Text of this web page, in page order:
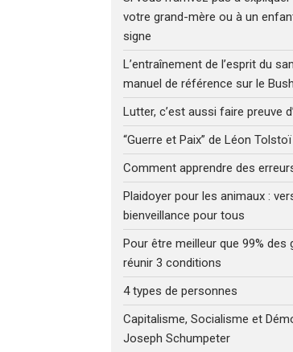
votre grand-mère ou à un
signe
L’entraînement de l’esprit du
manuel de référence sur le
Lutter, c’est aussi faire preuve
“Guerre et Paix” de Léon Tolstoï
Comment apprendre des
Plaidoyer pour les animaux :
bienveillance pour tous
Pour être meilleur que 99% des
réunir 3 conditions
4 types de personnes
Capitalisme, Socialisme et
Joseph Schumpeter